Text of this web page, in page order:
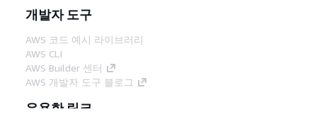
개발자 도구
AWS 코드 예시 라이브러리
AWS CLI
AWS Builder 센터
AWS 개발자 도구 블로그
유용한 링크